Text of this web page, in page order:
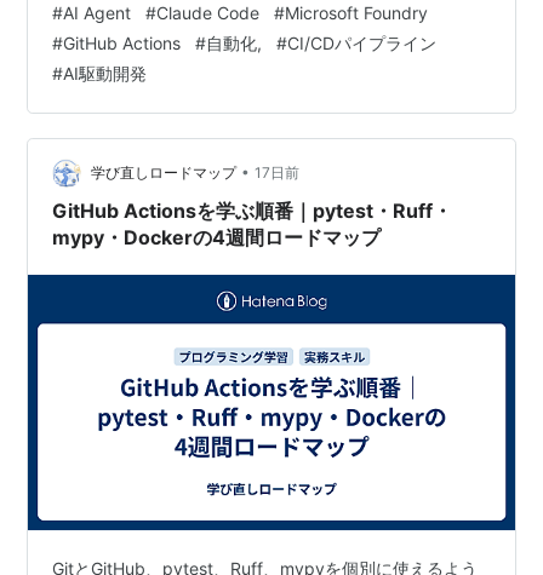
でを完全自動化するシステムの設計と実装を紹介しま
す。 この記事で分かること システム全体像 やりたいこ
と アーキテクチャ 対象アプリ：TodoApp 実装のポイン
ト Issue テンプレートで起票を構造化する Claude C…
#AI Agent #Claude Code #Microsoft Foundry
#GitHub Actions #自動化, #CI/CDパイプライン
#AI駆動開発
学び直しロードマップ • 17日前
GitHub Actionsを学ぶ順番｜pytest・Ruff・
mypy・Dockerの4週間ロードマップ
GitとGitHub、pytest、Ruff、mypyを個別に使えるよう